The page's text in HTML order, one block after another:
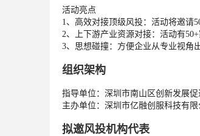
活动亮点
1、高效对接顶级风投：活动将邀请
2、上下游产业资源对接：活动有
3、思想碰撞：方便企业从专业视角
组织架构
指导单位：深圳市南山区创新发展
主办单位：深圳市亿融创服科技有限
拟邀风投机构代表